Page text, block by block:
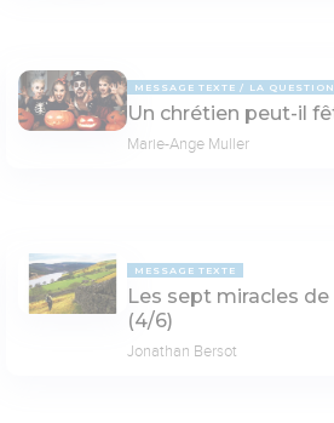
MESSAGE TEXTE LA
Un chrétien peut-il
Marie-Ange Muller
MESSAGE TEXTE
Les sept miracles
(4/6)
Jonathan Bersot